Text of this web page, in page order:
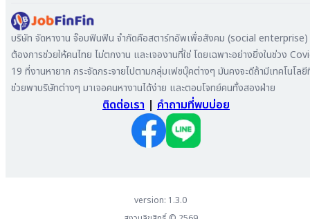
หางาน สมุทรสาคร
หางาน ระยอง
หางาน สมุทรสาหางาน ภูเก็ต
หางาน พระนครศรีอยุธยา
ลงประกาศรับสมัครงาน
ค้นหาผู้สมัครงาน
ลงโฆษณา
บริษัท จัดหางาน จ๊อบฟินฟิน จำกัดคือสตาร์ทอัพเพื่อสังคม (social
ต้องการช่วยให้คนไทย ไม่ตกงาน และเจองานที่ใช่ โดยเฉพาะอย่างยิ่งในช่วง
19 ที่งานหายาก กระจัดกระจายไปตามกลุ่มเฟซบุ๊คต่างๆ มันคงจะดีถ้ามีเทคโนโล
ช่วยพาบริษัทต่างๆ มาเจอคนหางานได้ง่าย และตอบโจทย์คนทั้งสองฝ่าย
ติดต่อเรา | คำถามที่พบบ่อย
version: 1.3.0